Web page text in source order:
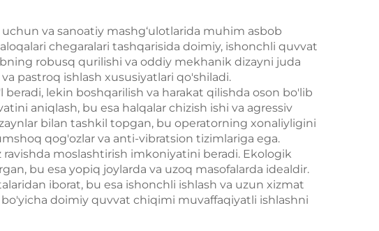
va sanoatiy mashg‘ulotlarida muhim asbob
chegaralari tashqarisida doimiy, ishonchli quvvat
robusq qurilishi va oddiy mekhanik dizayni juda
pastroq ishlash xususiyatlari qo'shiladi.
lekin boshqarilish va harakat qilishda oson bo'lib
aniqlash, bu esa halqalar chizish ishi va agressiv
bilan tashkil topgan, bu operatorning xonaliyligini
qog'ozlar va anti-vibratsion tizimlariga ega.
moslashtirish imkoniyatini beradi. Ekologik
bu esa yopiq joylarda va uzoq masofalarda idealdir.
iborat, bu esa ishonchli ishlash va uzun xizmat
doimiy quvvat chiqimi muvaffaqiyatli ishlashni